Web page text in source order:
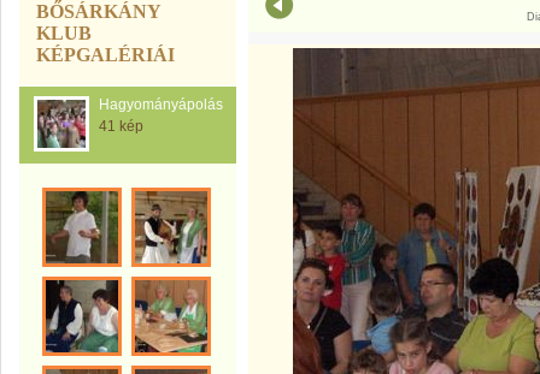
BŐSÁRKÁNY
KLUB
KÉPGALÉRIÁI
Hagyományápolás
41 kép